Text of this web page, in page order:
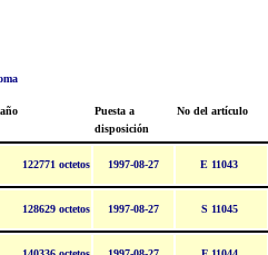
Puesta a
disposición
No del artículo
122771 octetos 1997-08-27 E 11043
128629 octetos 1997-08-27 S 11045